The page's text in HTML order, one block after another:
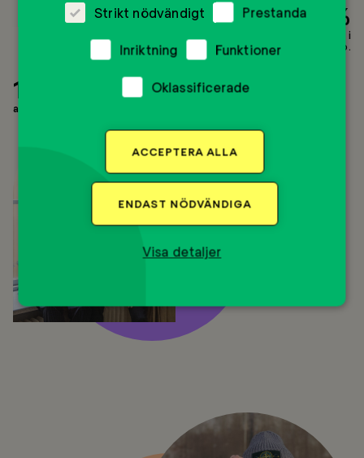
89 %
har fått ny kunskap om framtida studieval efter att ha deltagit i
Mentor Inspo.
100 %
av ungdomarna är nöjda med Mentorprogrammet.
Strikt nödvändigt Prestanda
Inriktning Funktioner
Oklassificerade
ACCEPTERA ALLA
ENDAST NÖDVÄNDIGA
Visa detaljer